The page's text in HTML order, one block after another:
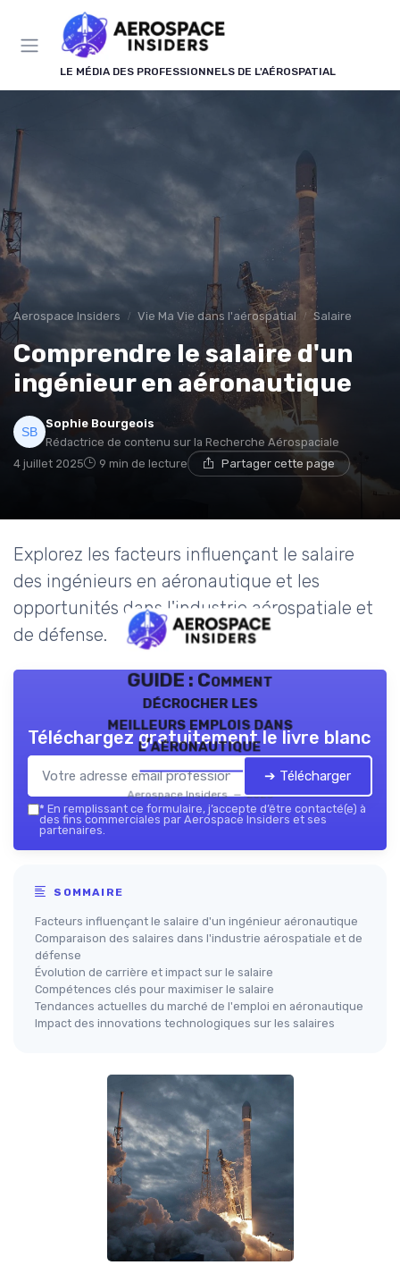
LE MÉDIA DES PROFESSIONNELS DE L'AÉROSPATIAL
Aerospace Insiders Vie Ma Vie dans l'aérospatial Salaire
Comprendre le salaire d'un
ingénieur en aéronautique
Sophie Bourgeois
Rédactrice de contenu sur la Recherche Aérospaciale
4 juillet 2025
9 min de lecture Partager cette page
Explorez les facteurs influençant le salaire
des ingénieurs en aéronautique et les
opportunités dans l'industrie aérospatiale et
de défense.
GUIDE : Comment
décrocher les
meilleurs emplois dans
l’aéronautique
Aerospace Insiders — 2026
Téléchargez gratuitement le livre blanc
➔ Télécharger
* En remplissant ce formulaire, j’accepte d’être contacté(e) à
des fins commerciales par Aerospace Insiders et ses
partenaires.
SOMMAIRE
Facteurs influençant le salaire d'un ingénieur aéronautique
Comparaison des salaires dans l'industrie aérospatiale et de
défense
Évolution de carrière et impact sur le salaire
Compétences clés pour maximiser le salaire
Tendances actuelles du marché de l'emploi en aéronautique
Impact des innovations technologiques sur les salaires
Panneau de gestion des cookies